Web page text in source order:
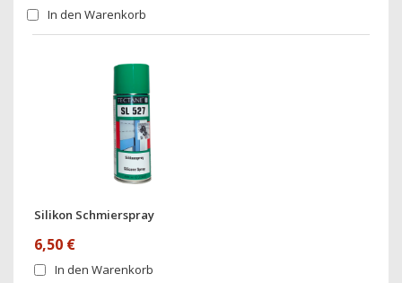
In den Warenkorb
Silikon Schmierspray
6,50 €
In den Warenkorb